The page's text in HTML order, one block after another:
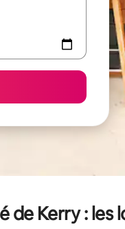
de Kerry : les